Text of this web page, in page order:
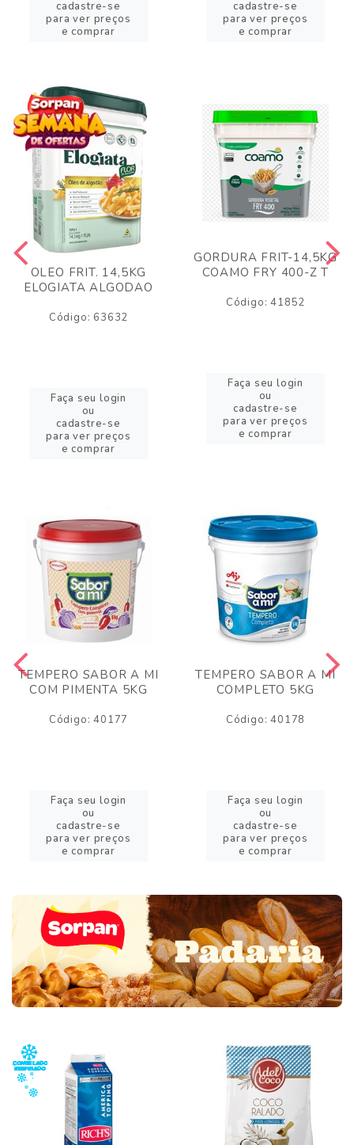
cadastre-se
para ver preços
e comprar
cadastre-se
para ver preços
e comprar
OLEO FRIT. 14,5KG
ELOGIATA ALGODAO
Código: 63632
Faça seu login
ou
cadastre-se
para ver preços
e comprar
GORDURA FRIT-14,5KG
COAMO FRY 400-Z T
Código: 41852
Faça seu login
ou
cadastre-se
para ver preços
e comprar
TEMPERO SABOR A MI
COM PIMENTA 5KG
Código: 40177
Faça seu login
ou
cadastre-se
para ver preços
e comprar
TEMPERO SABOR A MI
COMPLETO 5KG
Código: 40178
Faça seu login
ou
cadastre-se
para ver preços
e comprar